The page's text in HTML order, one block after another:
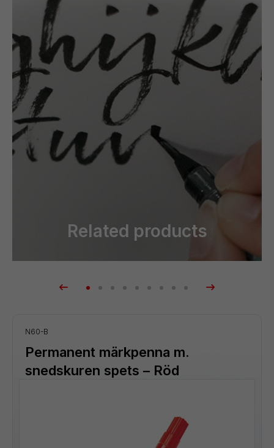
Related products
BlisterN60-B
Permanent märkpenna m.
snedskuren spets – Röd